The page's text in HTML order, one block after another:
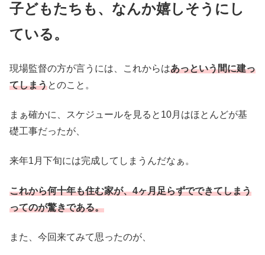
子どもたちも、なんか嬉しそうにし
ている。
現場監督の方が言うには、これからはあっという間に建っ
てしまうとのこと。
まぁ確かに、スケジュールを見ると10月はほとんどが基
礎工事だったが、
来年1月下旬には完成してしまうんだなぁ。
これから何十年も住む家が、4ヶ月足らずでできてしまう
ってのが驚きである。
また、今回来てみて思ったのが、